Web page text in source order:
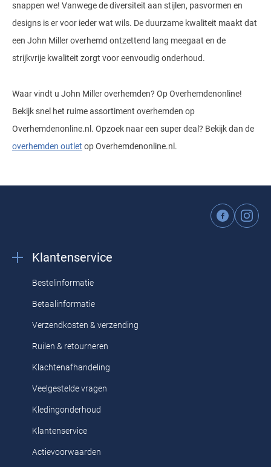
snappen we! Vanwege de diversiteit aan stijlen, pasvormen en
designs is er voor ieder wat wils. De duurzame kwaliteit maakt dat
een John Miller overhemd ontzettend lang meegaat en de
strijkvrije kwaliteit zorgt voor eenvoudig onderhoud.
Waar vindt u John Miller overhemden? Op Overhemdenonline!
Bekijk snel het ruime assortiment overhemden op
Overhemdenonline.nl. Opzoek naar een super deal? Bekijk dan de
overhemden outlet op Overhemdenonline.nl.
Klantenservice
Bestelinformatie
Betaalinformatie
Verzendkosten & verzending
Ruilen & retourneren
Klachtenafhandeling
Veelgestelde vragen
Kledingonderhoud
Klantenservice
Actievoorwaarden